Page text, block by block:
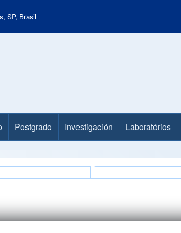
SP, Brasil
Postgrado Investigación Laboratórios